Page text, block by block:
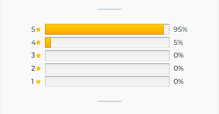
5
95%
4
5%
3
0%
2
0%
1
0%